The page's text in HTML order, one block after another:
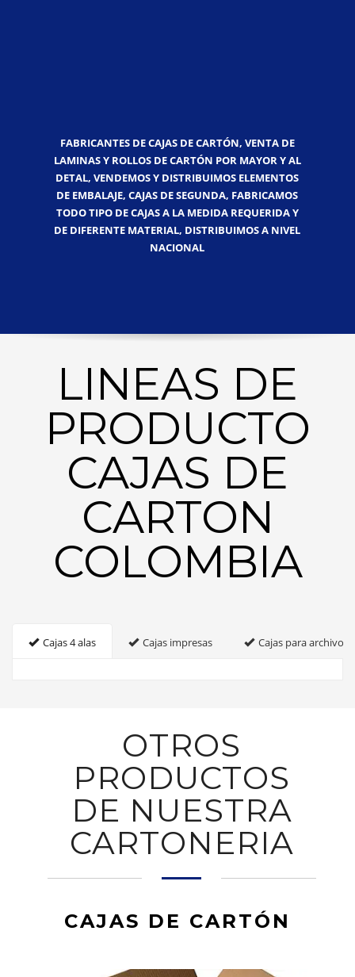
FABRICANTES DE CAJAS DE CARTÓN, VENTA DE
LAMINAS Y ROLLOS DE CARTÓN POR MAYOR Y AL
DETAL, VENDEMOS Y DISTRIBUIMOS ELEMENTOS
DE EMBALAJE, CAJAS DE SEGUNDA, FABRICAMOS
TODO TIPO DE CAJAS A LA MEDIDA REQUERIDA Y
DE DIFERENTE MATERIAL, DISTRIBUIMOS A NIVEL
NACIONAL
LINEAS DE
PRODUCTO
CAJAS DE
CARTON
COLOMBIA
Cajas 4 alas Cajas impresas Cajas para archivo
OTROS
PRODUCTOS
DE NUESTRA
CARTONERIA
CAJAS DE CARTÓN